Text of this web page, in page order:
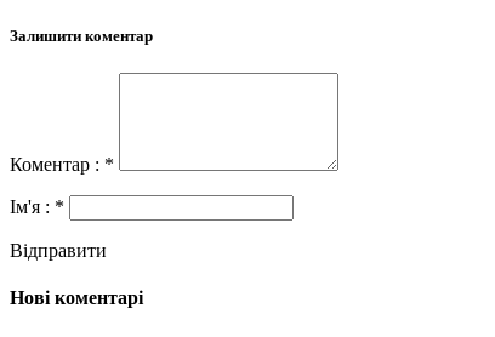
Залишити коментар
Коментар : *
Ім'я : *
Відправити
Нові коментарі